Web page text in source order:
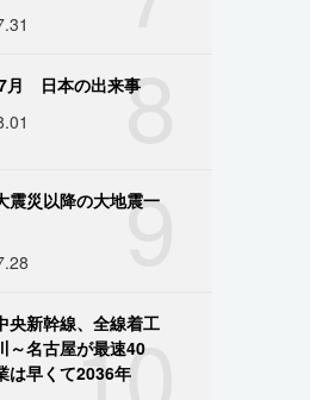
8
月 日本の出来事
9
震災以降の大地震一
10
央新幹線、全線着工
名古屋が最速40
は早くて2036年